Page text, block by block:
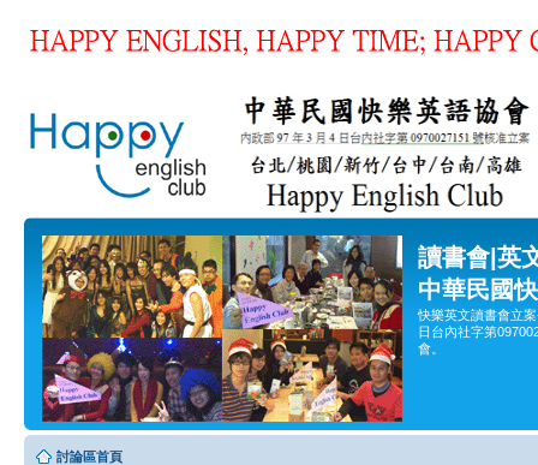
讀書會|英
中華民國
快樂英文讀書會立
日台內社字第
會。
討論區首頁